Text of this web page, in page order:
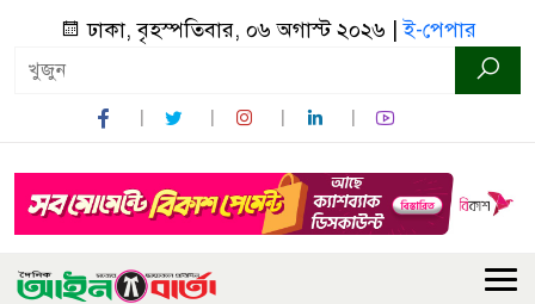
ঢাকা, বৃহস্পতিবার, ০৬ অগাস্ট ২০২৬ |ই-পেপার